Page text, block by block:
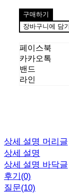
구매하기
장바구니에 담기
페이스북
카카오톡
밴드
라인
상세 설명 머리글
상세 설명
상세 설명 바닥글
후기(0)
질문(10)